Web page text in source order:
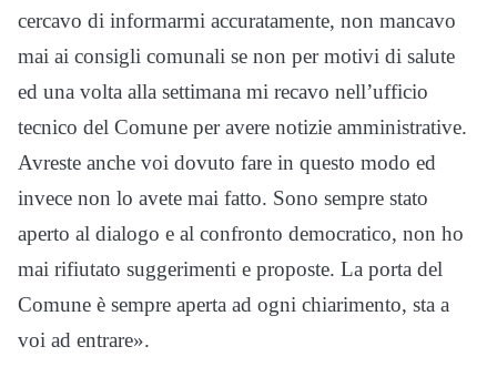
cercavo di informarmi accuratamente, non mancavo
mai ai consigli comunali se non per motivi di salute
ed una volta alla settimana mi recavo nell’ufficio
tecnico del Comune per avere notizie amministrative.
Avreste anche voi dovuto fare in questo modo ed
invece non lo avete mai fatto. Sono sempre stato
aperto al dialogo e al confronto democratico, non ho
mai rifiutato suggerimenti e proposte. La porta del
Comune è sempre aperta ad ogni chiarimento, sta a
voi ad entrare».